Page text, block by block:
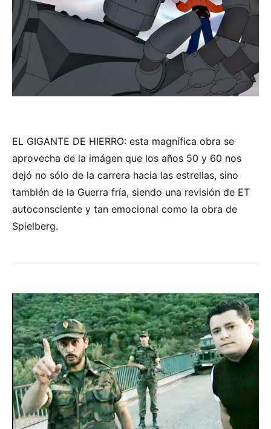
EL GIGANTE DE HIERRO: esta magnífica obra se
aprovecha de la imágen que los años 50 y 60 nos
dejó no sólo de la carrera hacia las estrellas, sino
también de la Guerra fría, siendo una revisión de ET
autoconsciente y tan emocional como la obra de
Spielberg.